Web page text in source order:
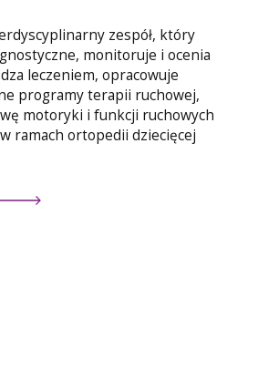
zespół, który
monitoruje i ocenia
leczeniem, opracowuje
programy terapii ruchowej,
motoryki i funkcji ruchowych
ramach ortopedii dziecięcej